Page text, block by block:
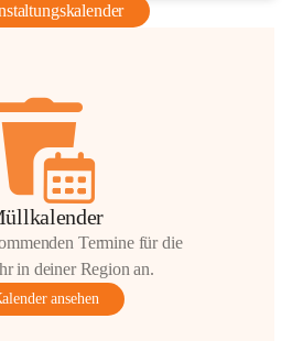
Termine für die
in deiner Region an.
ansehen